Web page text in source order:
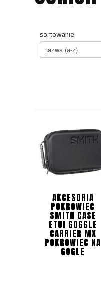
sortowanie:
AKCESORIA
POKROWIEC
SMITH CASE
ETUI GOGGLE
CARRIER MX
POKROWIEC NA
GOGLE